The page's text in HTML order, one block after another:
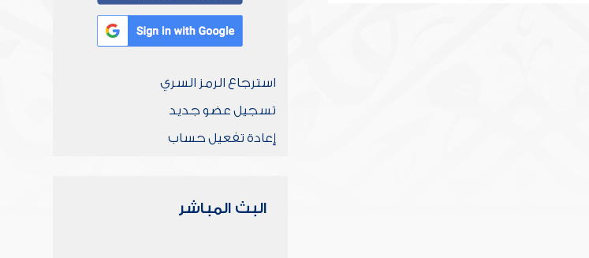
استرجاع الرمز السري
تسجيل عضو جديد
إعادة تفعيل حساب
البث المباشر